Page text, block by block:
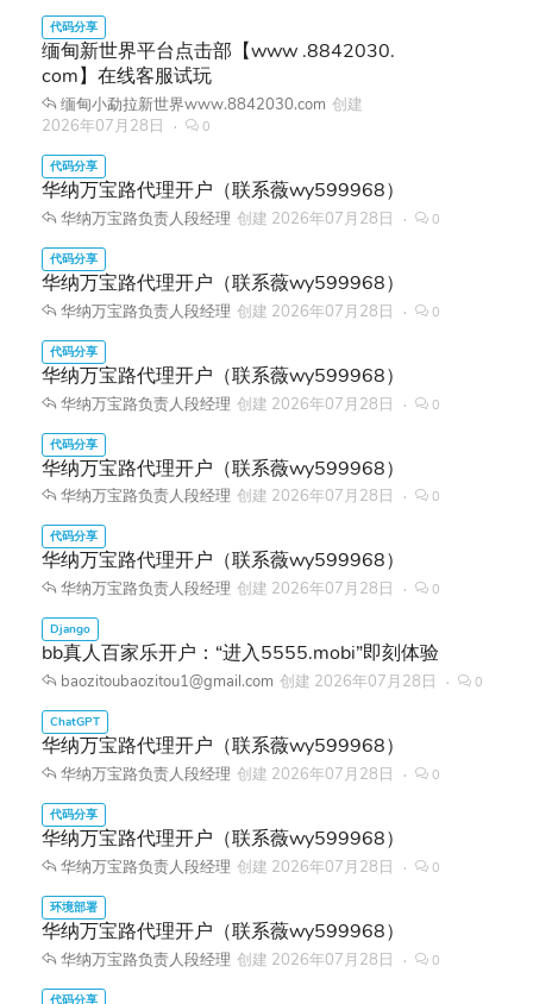
缅甸新世界平台点击部【www .8842030.
com】在线客服试玩
缅甸小勐拉新世界www.8842030.com 创建
2026年07月28日
0
华纳万宝路代理开户（联系薇wy599968）
华纳万宝路负责人段经理 创建 2026年07月28日 0
华纳万宝路代理开户（联系薇wy599968）
华纳万宝路负责人段经理 创建 2026年07月28日 0
华纳万宝路代理开户（联系薇wy599968）
华纳万宝路负责人段经理 创建 2026年07月28日 0
华纳万宝路代理开户（联系薇wy599968）
华纳万宝路负责人段经理 创建 2026年07月28日 0
华纳万宝路代理开户（联系薇wy599968）
华纳万宝路负责人段经理 创建 2026年07月28日 0
bb真人百家乐开户：“进入5555.mobi”即刻体验
baozitoubaozitou1@gmail.com 创建 2026年07月28日 0
华纳万宝路代理开户（联系薇wy599968）
华纳万宝路负责人段经理 创建 2026年07月28日 0
华纳万宝路代理开户（联系薇wy599968）
华纳万宝路负责人段经理 创建 2026年07月28日 0
华纳万宝路代理开户（联系薇wy599968）
华纳万宝路负责人段经理 创建 2026年07月28日 0